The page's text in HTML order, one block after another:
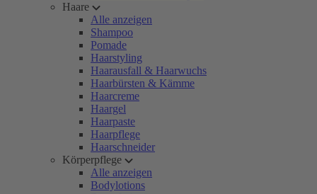
Haare
Alle anzeigen
Shampoo
Pomade
Haarstyling
Haarausfall & Haarwuchs
Haarbürsten & Kämme
Haarcreme
Haargel
Haarpaste
Haarpflege
Haarschneider
Körperpflege
Alle anzeigen
Bodylotions